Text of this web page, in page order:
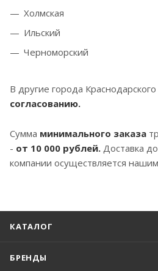
Холмская
Ильский
Черноморский
В другие города Краснодарского
согласованию.
Сумма минимального заказа
- от 10 000 рублей. Доставка
компании осуществляется
КАТАЛОГ
БРЕНДЫ